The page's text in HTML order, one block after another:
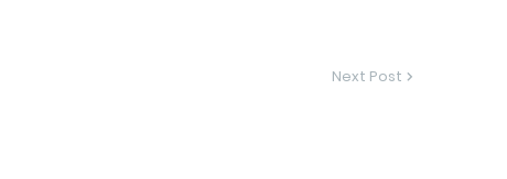
Next Post